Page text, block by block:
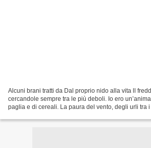
Alcuni brani tratti da Dal proprio nido alla vita ll
cercandole sempre tra le più deboli. Io ero
paglia e di cereali. La paura del vento, degli urli tra i